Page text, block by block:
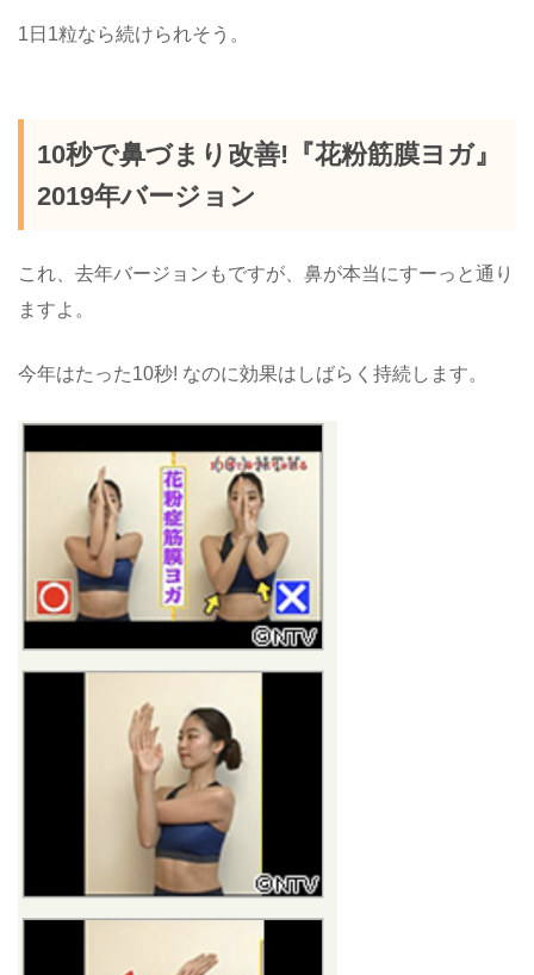
1日1粒なら続けられそう。
10秒で鼻づまり改善!『花粉筋膜ヨガ』
2019年バージョン
これ、去年バージョンもですが、鼻が本当にすーっと通り
ますよ。
今年はたった10秒! なのに効果はしばらく持続します。